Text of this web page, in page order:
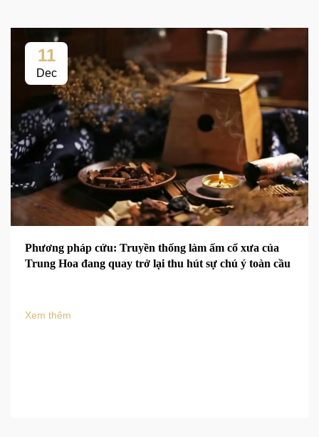
11
Dec
Phương pháp cứu: Truyền thống làm ấm cổ xưa của
Trung Hoa đang quay trở lại thu hút sự chú ý toàn cầu
Xem thêm